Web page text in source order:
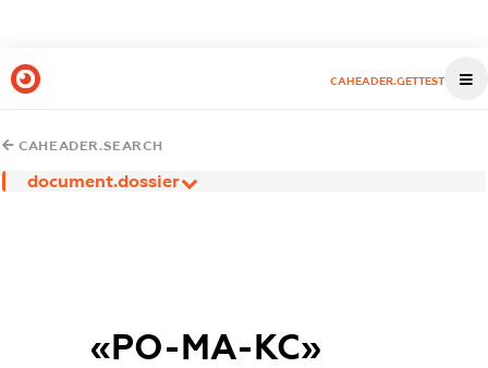
CAHEADER.GETTEST
CAHEADER.SEARCH
document.dossier
«РО-МА-КС»